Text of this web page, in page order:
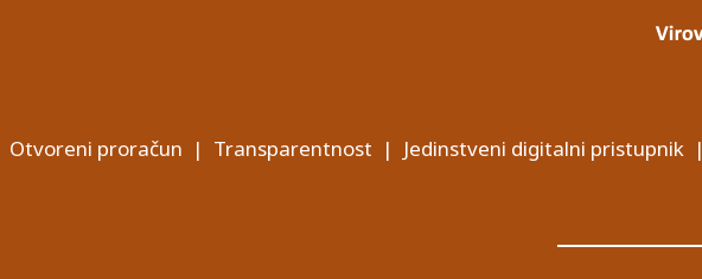
Otvoreni proračun | Transparentnost | Jedinstveni digitalni pristupnik|